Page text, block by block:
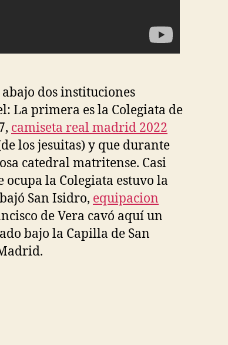
dos instituciones
La primera es la Colegiata de
camiseta real madrid 2022
los jesuitas) y que durante
catedral matritense. Casi
ocupa la Colegiata estuvo la
San Isidro, equipacion
de Vera cavó aquí un
bajo la Capilla de San